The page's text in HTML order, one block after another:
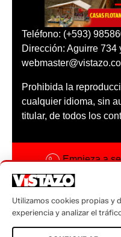
Teléfono: (+593)
Dirección: Aguirre 734
Prohibida la
cualquier idioma, sin
titular, de todos los
Empieza a
Código ética
Sugerencias
Utilizamos cookies propias y
experiencia y analizar el